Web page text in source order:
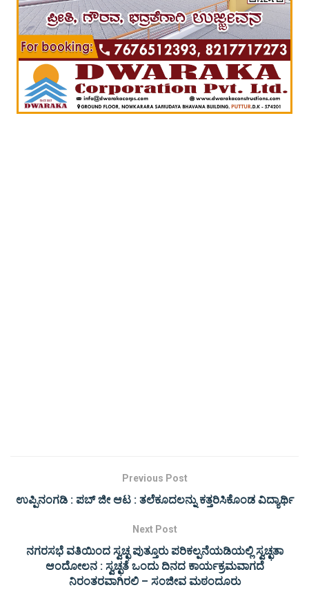
Previous Post
ಉಪ್ಪಿನಂಗಡಿ : ಪಬ್ ಜೀ ಆಟ : ತಲೆಕೂದಲನ್ನು ಕತ್ತರಿಸಿಕೊಂಡ ವಿದ್ಯಾರ್ಥಿ
Next Post
ನಗರಸಭೆ ವತಿಯಿಂದ ಸ್ವಚ್ಛ ಪುತ್ತೂರು ಪರಿಕಲ್ಪನೆಯಡಿಯಲ್ಲಿ ಸ್ವಚ್ಛತಾ
ಆಂದೋಲನ : ಸ್ವಚ್ಛತೆ ಒಂದು ದಿನದ ಕಾರ್ಯಕ್ರಮವಾಗದೆ
ನಿರಂತರವಾಗಿರಲಿ – ಸಂಜೀವ ಮಠಂದೂರು